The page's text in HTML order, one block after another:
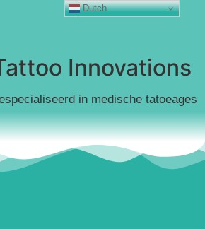
Innovations
in medische tatoeages
Dutch